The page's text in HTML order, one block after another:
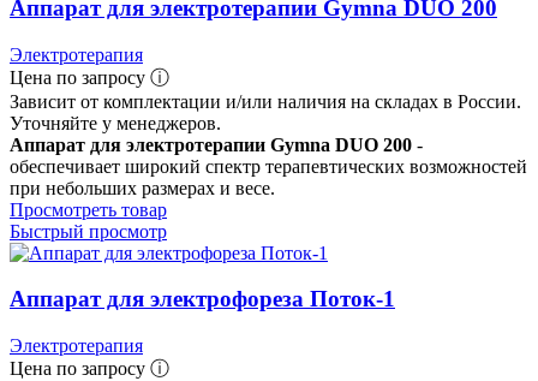
Аппарат для электротерапии Gymna DUO 200
Электротерапия
Цена по запросу ⓘ
Зависит от комплектации и/или наличия на складах в России.
Уточняйте у менеджеров.
Аппарат для электротерапии Gymna DUO 200 -
обеспечивает широкий спектр терапевтических возможностей
при небольших размерах и весе.
Просмотреть товар
Быстрый просмотр
Аппарат для электрофореза Поток-1
Электротерапия
Цена по запросу ⓘ